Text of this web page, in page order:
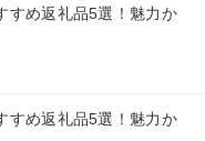
すめ返礼品5選！魅力か
すめ返礼品5選！魅力か